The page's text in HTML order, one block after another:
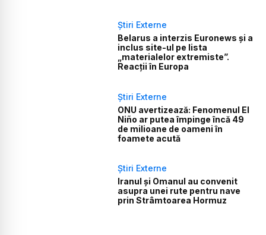
Știri Externe
Belarus a interzis Euronews și a
inclus site-ul pe lista
„materialelor extremiste”.
Reacții în Europa
Știri Externe
ONU avertizează: Fenomenul El
Niño ar putea împinge încă 49
de milioane de oameni în
foamete acută
Știri Externe
Iranul și Omanul au convenit
asupra unei rute pentru nave
prin Strâmtoarea Hormuz